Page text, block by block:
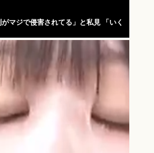
マジで侵害されてる」と私見 「いく